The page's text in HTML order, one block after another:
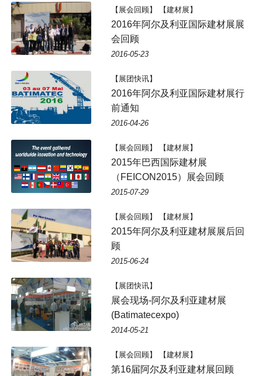
【展会回顾】 【建材展】
2016年阿尔及利亚国际建材展展
会回顾
2016-05-23
【展团快讯】
2016年阿尔及利亚国际建材展行
前通知
2016-04-26
【展会回顾】 【建材展】
2015年巴西国际建材展
（FEICON2015）展会回顾
2015-07-29
【展会回顾】 【建材展】
2015年阿尔及利亚建材展展后回
顾
2015-06-24
【展团快讯】
展会现场-阿尔及利亚建材展
(Batimatecexpo)
2014-05-21
【展会回顾】 【建材展】
第16届阿尔及利亚建材展回顾